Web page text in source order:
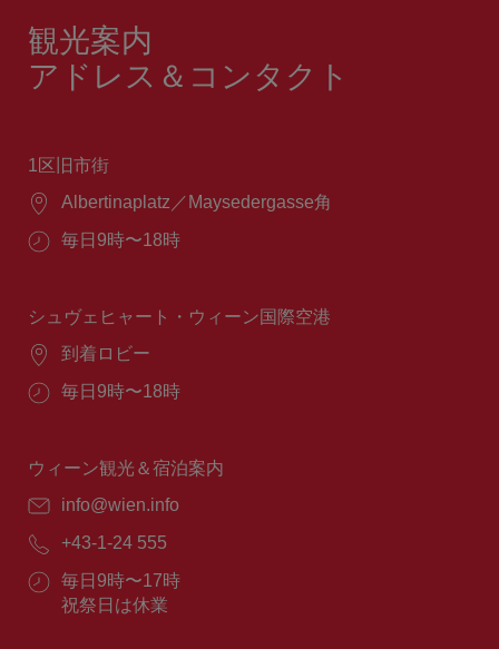
観光案内
アドレス＆コンタクト
1区旧市街
場
所：
Albertinaplatz／Maysedergasse角
営
間：
毎日9時〜18時
シュヴェヒャート・ウィーン国際空港
場
所：
到着ロビー
営
間：
毎日9時〜18時
ウィーン観光＆宿泊案内
E
ー
ル：
info@wien.info
電
話
番
号：
+43-1-24 555
営
業
毎日9時〜17時
祝祭日は休業